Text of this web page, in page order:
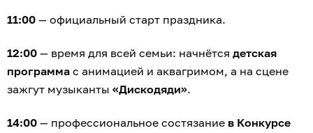
11:00 — официальный старт праздника.
12:00 — время для всей семьи: начнётся детская
программа с анимацией и аквагримом, а на сцене
зажгут музыканты «Дискодяди».
14:00 — профессиональное состязание в Конкурсе